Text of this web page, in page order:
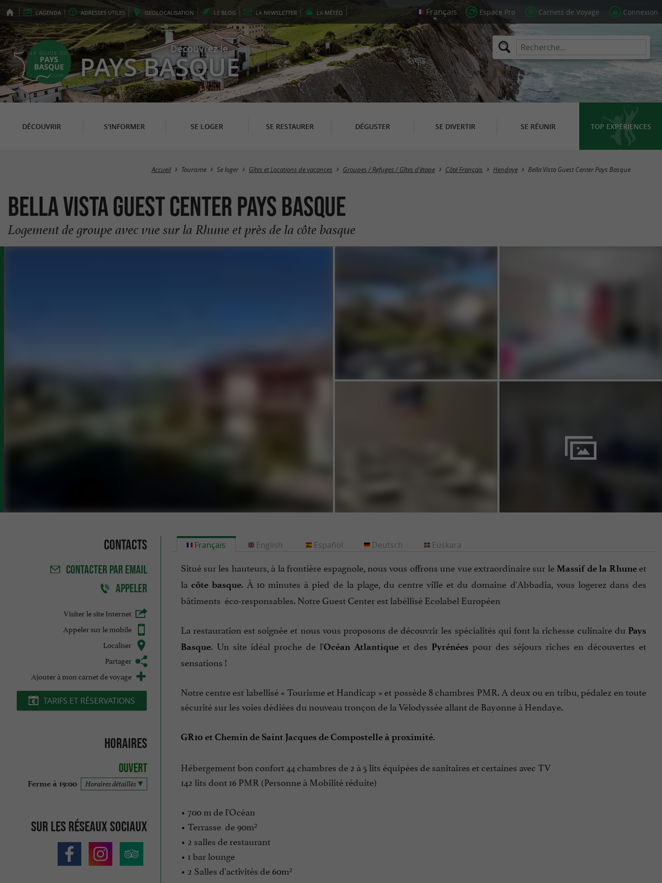
L'AGENDA ADRESSES UTILES GEOLOCALISATION LE BLOG LA NEWSLETTER LA MÉTÉO Espace Pro Carnets de Voyage Connexion
Découvrez le
PAYS BASQUE
DÉCOUVRIR S'INFORMER SE LOGER SE RESTAURER DÉGUSTER SE DIVERTIR SE RÉUNIR TOP EXPÉRIENCES
Accueil Tourisme Se loger Gîtes et Locations de vacances Groupes / Refuges / Gîtes d'étape Côté Français Hendaye Bella Vista Guest Center Pays Basque
Bella Vista Guest Center Pays Basque
Logement de groupe avec vue sur la Rhune et près de la côte basque
Contacts
CONTACTER PAR EMAIL
APPELER
Visiter le site Internet
Appeler sur le mobile
Localiser
Partager
Ajouter à mon carnet de voyage
TARIFS ET RÉSERVATIONS
Horaires
Ouvert
Ferme à 19:00 Horaires détaillés
Sur les réseaux sociaux
Français
Situé sur les hauteurs, à la frontière espagnole, nous vous offrons une vue extraordinaire sur leMassif de la Rhuneet
la côte basque. À 10 minutes à pied de la plage, du centre ville et du domaine d'Abbadia, vous logerez dans des
bâtiments éco-responsables. Notre Guest Center est labéllisé Ecolabel Européen
La restauration est soignée et nous vous proposons de découvrir les spécialités qui font la richesse culinaire du Pays
Basque. Un site idéal proche de l'Océan Atlantiqueet des Pyrénées pour des séjours riches en découvertes et
sensations !
Notre centre est labellisé « Tourisme et Handicap » et possède 8 chambres PMR. A deux ou en tribu, pédalez en toute
sécurité sur les voies dédiées du nouveau tronçon de la Vélodyssée allant de Bayonne à Hendaye.
GR10 et Chemin de Saint Jacques de Compostelle à proximité.
Hébergement bon confort 44 chambres de 2 à 5 lits équipées de sanitaires et certaines avec TV
142 lits dont 16 PMR (Personne à Mobilité réduite)
• 700 m de l'Océan
• Terrasse de 90m²
• 2 salles de restaurant
• 1 bar lounge
• 2 Salles d'activités de 60m²
English Español Deutsch Euskara